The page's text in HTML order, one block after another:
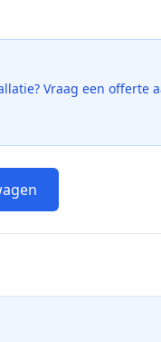
Vraag een offerte